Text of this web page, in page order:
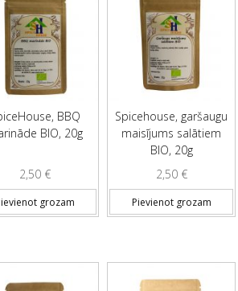
BBQ
BIO, 20g
2,50 €
grozam
Spicehouse, garšaugu
maisījums salātiem
BIO, 20g
2,50 €
Pievienot grozam